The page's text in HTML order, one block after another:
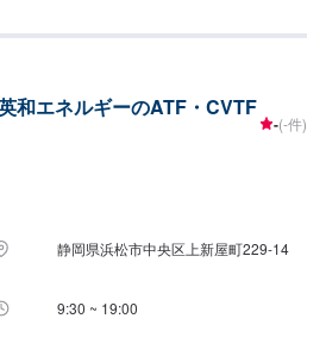
和エネルギーのATF・CVTF
-(-件)
静岡県浜松市中央区上新屋町229-14
9:30 ~ 19:00